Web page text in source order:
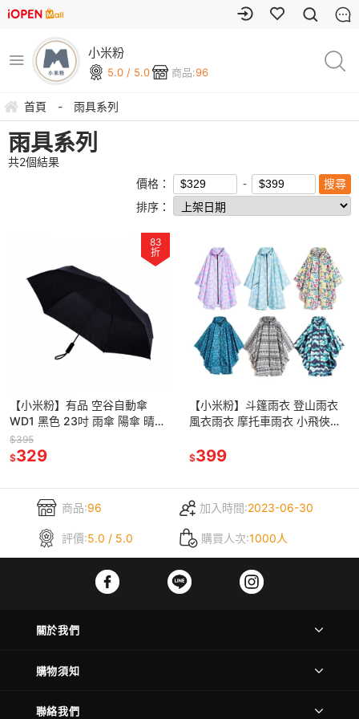
小米粉
5.0 / 5.0 商品:96
首頁 - 雨具系列
雨具系列
共2個結果
價格：
排序：
83
折
【小米粉】有品 空谷自動傘
WD1 黑色 23吋 雨傘 陽傘 晴雨
傘 折疊傘 抗UV 防曬 正向傘
$395
$329
【小米粉】斗篷雨衣 登山雨衣
風衣雨衣 摩托車雨衣 小飛俠雨
雨衣 兒童雨衣 背包客雨衣
$399
商品:96 加入時間:2023-06-30
評價:5.0 / 5.0 購買人次:1000人
關於我們
購物須知
聯絡我們